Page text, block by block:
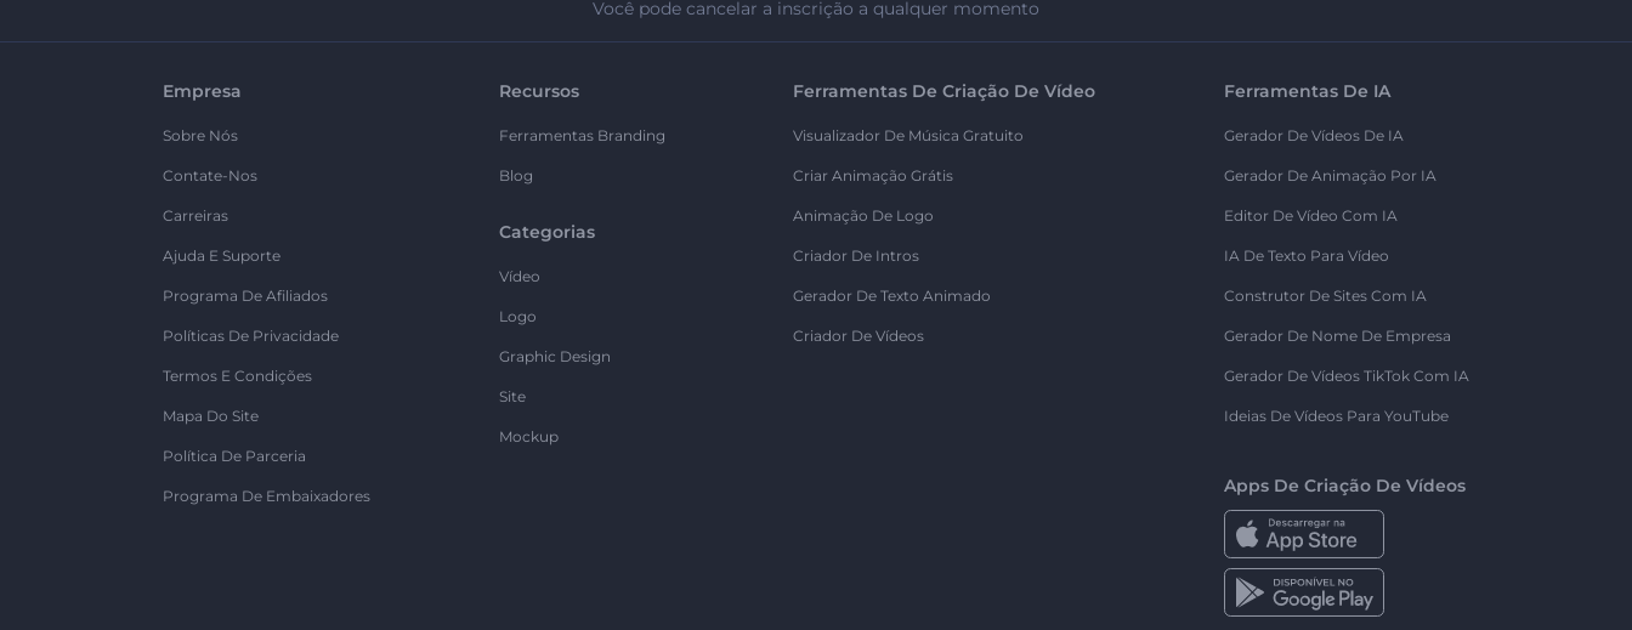
Você pode cancelar a inscrição a qualquer momento
Empresa
Sobre Nós
Contate-Nos
Carreiras
Ajuda E Suporte
Programa De Afiliados
Políticas De Privacidade
Termos E Condições
Mapa Do Site
Política De Parceria
Programa De Embaixadores
Recursos
Ferramentas Branding
Blog
Categorias
Vídeo
Logo
Graphic Design
Site
Mockup
Ferramentas De Criação De Vídeo
Visualizador De Música Gratuito
Criar Animação Grátis
Animação De Logo
Criador De Intros
Gerador De Texto Animado
Criador De Vídeos
Ferramentas De IA
Gerador De Vídeos De IA
Gerador De Animação Por IA
Editor De Vídeo Com IA
IA De Texto Para Vídeo
Construtor De Sites Com IA
Gerador De Nome De Empresa
Gerador De Vídeos TikTok Com IA
Ideias De Vídeos Para YouTube
Apps De Criação De Vídeos